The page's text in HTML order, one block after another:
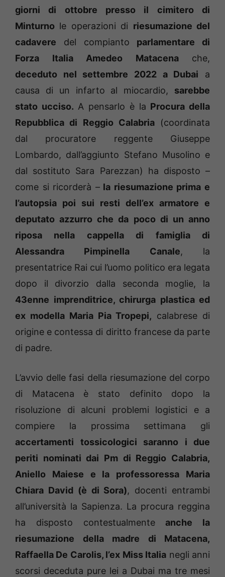
giorni di ottobre presso il cimitero di
Minturno le operazioni di riesumazione del
cadavere del compianto parlamentare di
Forza Italia Amedeo Matacenache,
deceduto nel settembre 2022 a Dubai a
causa di un infarto al miocardio, sarebbe
stato ucciso. A pensarlo è la Procura della
Repubblica di Reggio Calabria(coordinata
dal procuratore reggente Giuseppe
Lombardo, dall’aggiunto Stefano Musolino e
dal sostituto Sara Parezzan) ha disposto –
come si ricorderà –la riesumazione prima e
l’autopsia poi sui resti dell’ex armatore e
deputato azzurro che da poco di un anno
riposa nella cappella di famiglia di
Alessandra Pimpinella Canale, la
presentatrice Rai cui l’uomo politico era legata
dopo il divorzio dalla seconda moglie, la
43enne imprenditrice, chirurga plastica ed
ex modella Maria Pia Tropepi, calabrese di
origine e contessa di diritto francese da parte
di padre.
L’avvio delle fasi della riesumazione del corpo
di Matacena è stato definito dopo la
risoluzione di alcuni problemi logistici e a
compiere la prossima settimana gli
accertamenti tossicologici saranno i due
periti nominati dai Pm di Reggio Calabria,
Aniello Maiese e la professoressa Maria
Chiara David (è di Sora), docenti entrambi
all’università la Sapienza. La procura reggina
ha disposto contestualmenteanche la
riesumazione della madre di Matacena,
Raffaella De Carolis, l’ex Miss Italia negli anni
scorsi deceduta pure lei a Dubai ma tre mesi